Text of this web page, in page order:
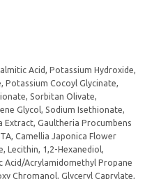
Acid, Potassium Hydroxide,
Potassium Cocoyl Glycinate,
Sorbitan Olivate,
Glycol, Sodium Isethionate,
Extract, Gaultheria Procumbens
Camellia Japonica Flower
Lecithin, 1,2-Hexanediol,
Acid/Acrylamidomethyl Propane
Chromanol, Glyceryl Caprylate,